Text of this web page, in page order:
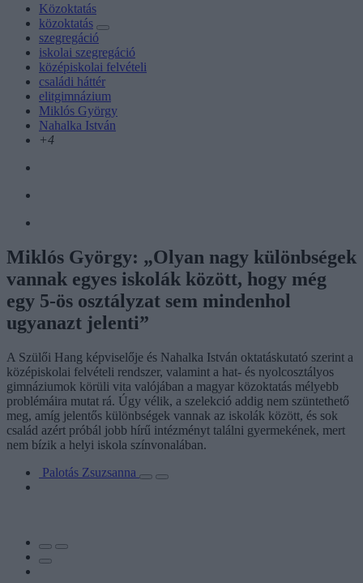
Közoktatás
közoktatás
szegregáció
iskolai szegregáció
középiskolai felvételi
családi háttér
elitgimnázium
Miklós György
Nahalka István
+4
Miklós György: „Olyan nagy különbségek
vannak egyes iskolák között, hogy még
egy 5-ös osztályzat sem mindenhol
ugyanazt jelenti”
A Szülői Hang képviselője és Nahalka István oktatáskutató szerint a
középiskolai felvételi rendszer, valamint a hat- és nyolcosztályos
gimnáziumok körüli vita valójában a magyar közoktatás mélyebb
problémáira mutat rá. Úgy vélik, a szelekció addig nem szüntethető
meg, amíg jelentős különbségek vannak az iskolák között, és sok
család azért próbál jobb hírű intézményt találni gyermekének, mert
nem bízik a helyi iskola színvonalában.
Palotás Zsuzsanna